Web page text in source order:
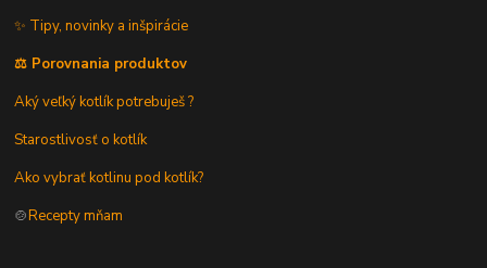
✨ Tipy, novinky a inšpirácie
⚖️ Porovnania produktov
Aký veľký kotlík potrebuješ ?
Starostlivosť o kotlík
Ako vybrať kotlinu pod kotlík?
🍲Recepty mňam